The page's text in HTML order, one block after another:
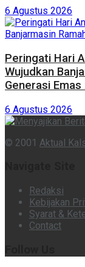
6 Agustus 2026
Peringati Hari
Wujudkan
Generasi
6 Agustus 2026
© 2001 Aktual
Redaksi
Kebijakan
Syarat &
Contact